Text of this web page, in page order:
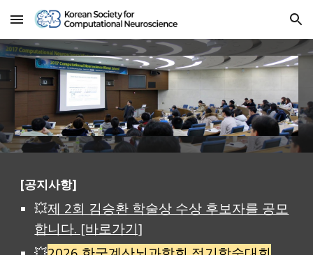
Skip to main content Skip to navigation
[공지사항]
💥제 2회 김승환 학술상 수상 후보자를 공모
합니다. [바로가기]